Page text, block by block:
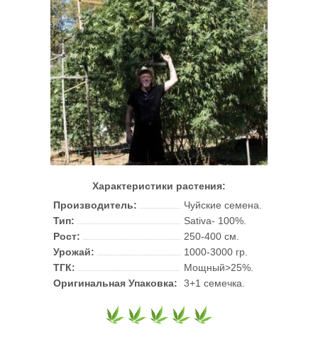
Характеристики растения:
Производитель:
Чуйские семена.
Тип:
Sativa- 100%.
Рост:
250-400 см.
Урожай:
1000-3000 гр.
ТГК:
Мощный>25%.
Оригинальная Упаковка:
3+1 семечка.